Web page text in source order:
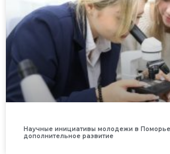
Научные инициативы молодежи в
дополнительное развитие